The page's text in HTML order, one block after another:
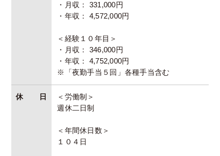
・月収： 331,000円
・年収： 4,572,000円
＜経験１０年目＞
・月収： 346,000円
・年収： 4,752,000円
※「夜勤手当５回」各種手当含む
休日
＜労働制＞
週休二日制
＜年間休日数＞
１０４日